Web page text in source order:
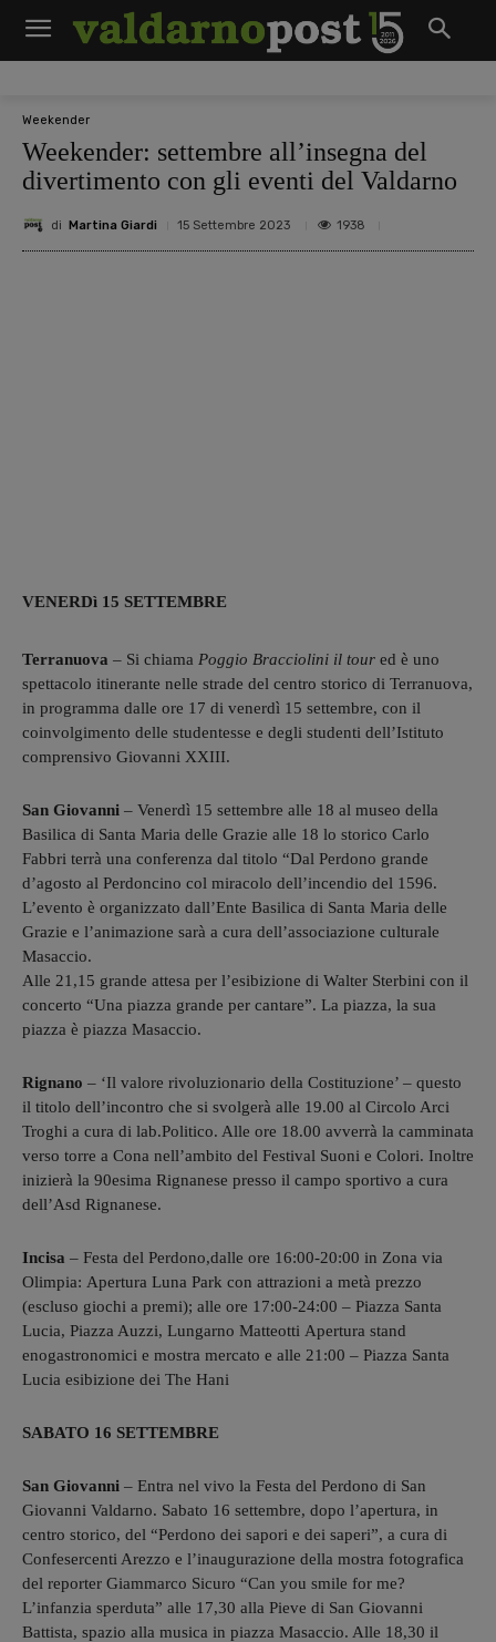
Weekender
Weekender: settembre all’insegna del
divertimento con gli eventi del Valdarno
di Martina Giardi 15 Settembre 2023 1938
VENERDì 15 SETTEMBRE
Terranuova – Si chiama Poggio Bracciolini il tour ed è uno
spettacolo itinerante nelle strade del centro storico di Terranuova,
in programma dalle ore 17 di venerdì 15 settembre, con il
coinvolgimento delle studentesse e degli studenti dell’Istituto
comprensivo Giovanni XXIII.
San Giovanni – Venerdì 15 settembre alle 18 al museo della
Basilica di Santa Maria delle Grazie alle 18 lo storico Carlo
Fabbri terrà una conferenza dal titolo “Dal Perdono grande
d’agosto al Perdoncino col miracolo dell’incendio del 1596.
L’evento è organizzato dall’Ente Basilica di Santa Maria delle
Grazie e l’animazione sarà a cura dell’associazione culturale
Masaccio.
Alle 21,15 grande attesa per l’esibizione di Walter Sterbini con il
concerto “Una piazza grande per cantare”. La piazza, la sua
piazza è piazza Masaccio.
Rignano – ‘Il valore rivoluzionario della Costituzione’ – questo
il titolo dell’incontro che si svolgerà alle 19.00 al Circolo Arci
Troghi a cura di lab.Politico. Alle ore 18.00 avverrà la camminata
verso torre a Cona nell’ambito del Festival Suoni e Colori. Inoltre
inizierà la 90esima Rignanese presso il campo sportivo a cura
dell’Asd Rignanese.
Incisa – Festa del Perdono,dalle ore 16:00-20:00 in Zona via
Olimpia: Apertura Luna Park con attrazioni a metà prezzo
(escluso giochi a premi); alle ore 17:00-24:00 – Piazza Santa
Lucia, Piazza Auzzi, Lungarno Matteotti Apertura stand
enogastronomici e mostra mercato e alle 21:00 – Piazza Santa
Lucia esibizione dei The Hani
SABATO 16 SETTEMBRE
San Giovanni – Entra nel vivo la Festa del Perdono di San
Giovanni Valdarno. Sabato 16 settembre, dopo l’apertura, in
centro storico, del “Perdono dei sapori e dei saperi”, a cura di
Confesercenti Arezzo e l’inaugurazione della mostra fotografica
del reporter Giammarco Sicuro “Can you smile for me?
L’infanzia sperduta” alle 17,30 alla Pieve di San Giovanni
Battista, spazio alla musica in piazza Masaccio. Alle 18,30 il